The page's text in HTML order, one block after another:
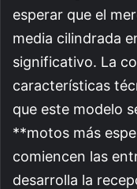
esperar que el
media cilindrada
significativo. La
características
que este modelo
**motos más
comiencen las
desarrolla la